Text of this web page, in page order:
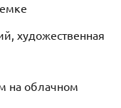
художественная
на облачном